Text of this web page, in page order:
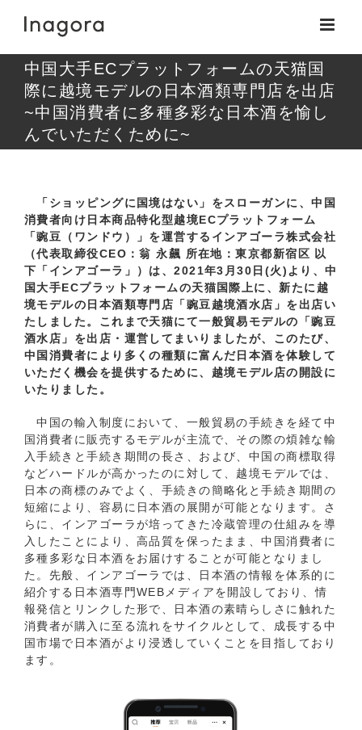
中国大手ECプラットフォームの天猫国
際に越境モデルの日本酒類専門店を出店
~中国消費者に多種多彩な日本酒を愉し
んでいただくために~
「ショッピングに国境はない」をスローガンに、中国
消費者向け日本商品特化型越境ECプラットフォーム
「豌豆（ワンドウ）」を運営するインアゴーラ株式会社
（代表取締役CEO：翁 永飆 所在地：東京都新宿区 以
下「インアゴーラ」）は、2021年3月30日(火)より、中
国大手ECプラットフォームの天猫国際上に、新たに越
境モデルの日本酒類専門店「豌豆越境酒水店」を出店い
たしました。これまで天猫にて一般貿易モデルの「豌豆
酒水店」を出店・運営してまいりましたが、このたび、
中国消費者により多くの種類に富んだ日本酒を体験して
いただく機会を提供するために、越境モデル店の開設に
いたりました。
中国の輸入制度において、一般貿易の手続きを経て中
国消費者に販売するモデルが主流で、その際の煩雑な輸
入手続きと手続き期間の長さ、および、中国の商標取得
などハードルが高かったのに対して、越境モデルでは、
日本の商標のみでよく、手続きの簡略化と手続き期間の
短縮により、容易に日本酒の展開が可能となります。さ
らに、インアゴーラが培ってきた冷蔵管理の仕組みを導
入したことにより、高品質を保ったまま、中国消費者に
多種多彩な日本酒をお届けすることが可能となりまし
た。先般、インアゴーラでは、日本酒の情報を体系的に
紹介する日本酒専門WEBメディアを開設しており、情
報発信とリンクした形で、日本酒の素晴らしさに触れた
消費者が購入に至る流れをサイクルとして、成長する中
国市場で日本酒がより浸透していくことを目指しており
ます。